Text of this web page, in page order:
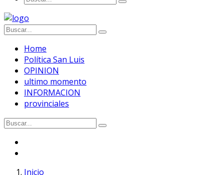
Home
Política San Luis
OPINION
ultimo momento
INFORMACION
provinciales
Inicio